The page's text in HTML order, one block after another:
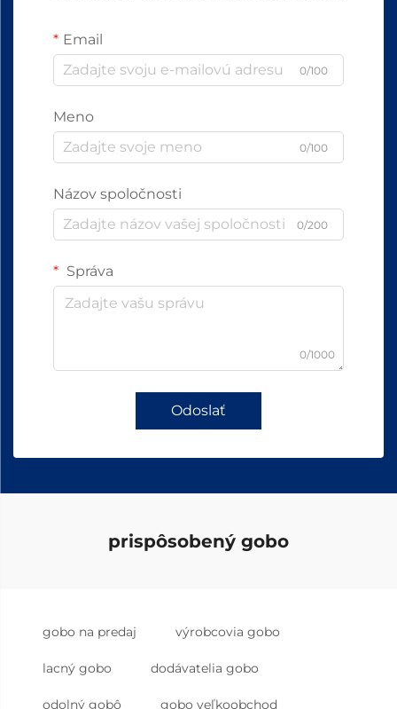
Email
0/100
Meno
0/100
Názov spoločnosti
0/200
Správa
0/1000
Odoslať
prispôsobený gobo
gobo na predaj výrobcovia gobo
lacný gobo dodávatelia gobo
odolný gobô gobo veľkoobchod